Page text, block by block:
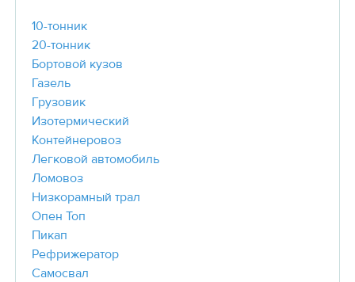
10-тонник
20-тонник
Бортовой кузов
Газель
Грузовик
Изотермический
Контейнеровоз
Легковой автомобиль
Ломовоз
Низкорамный трал
Опен Топ
Пикап
Рефрижератор
Самосвал